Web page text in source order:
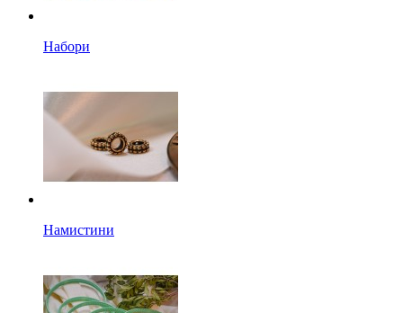
Набори
Намистини